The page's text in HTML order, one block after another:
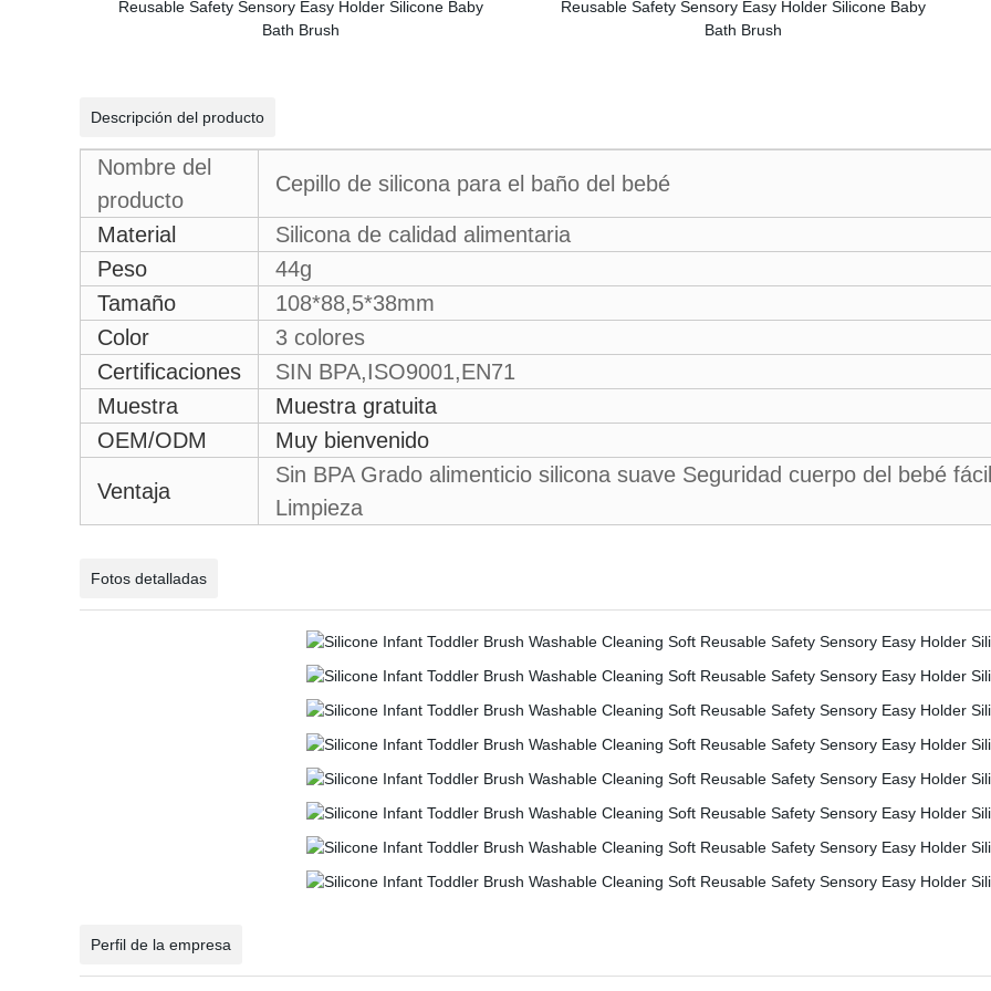
Descripción del producto
Nombre del
producto
Cepillo de silicona para el baño del bebé
Material
Silicona de calidad alimentaria
Peso
44g
Tamaño
108*88,5*38mm
Color
3 colores
Certificaciones
SIN BPA,ISO9001,EN71
Muestra
Muestra gratuita
OEM/ODM
Muy bienvenido
Ventaja
Sin BPA Grado alimenticio silicona suave Seguridad cuerpo del bebé fácil
Limpieza
Fotos detalladas
Perfil de la empresa